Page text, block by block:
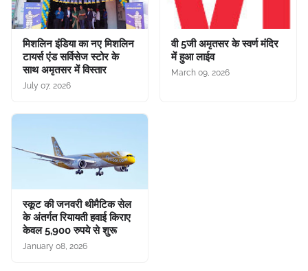
मिशलिन इंडिया का नए मिशलिन
टायर्स एंड सर्विसेज स्टोर के
साथ अमृतसर में विस्तार
July 07, 2026
वी 5जी अमृतसर के स्वर्ण मंदिर
में हुआ लाईव
March 09, 2026
स्कूट की जनवरी थीमैटिक सेल
के अंतर्गत रियायती हवाई किराए
केवल 5,900 रुपये से शुरू
January 08, 2026